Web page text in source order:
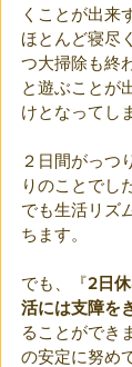
くことが出来
ほとんど寝尽
つ大掃除も終
と遊ぶことが
けとなってし
２日間がっつ
りのことでし
でも生活リズ
ちます。
でも、『2日
活には支障を
ることができ
の安定に努め